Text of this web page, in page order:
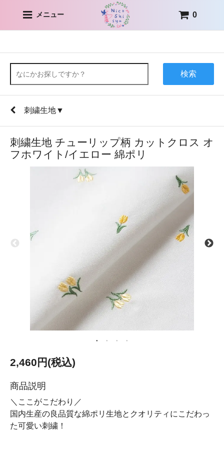
メニュー 0
検索
刺繍生地▼
刺繍生地 チューリップ柄 カットクロス オ
フホワイト/イエロー 綿ポリ
2,460円(税込)
商品説明
＼ここがこだわり／
国内生産の良品質な綿ポリ生地とクオリティにこだわっ
た可愛い刺繍！